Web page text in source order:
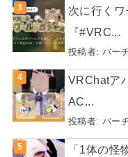
次に行く
『#VRC...
投稿者: バー
VRChatア
AC...
投稿者: バー
「1体の